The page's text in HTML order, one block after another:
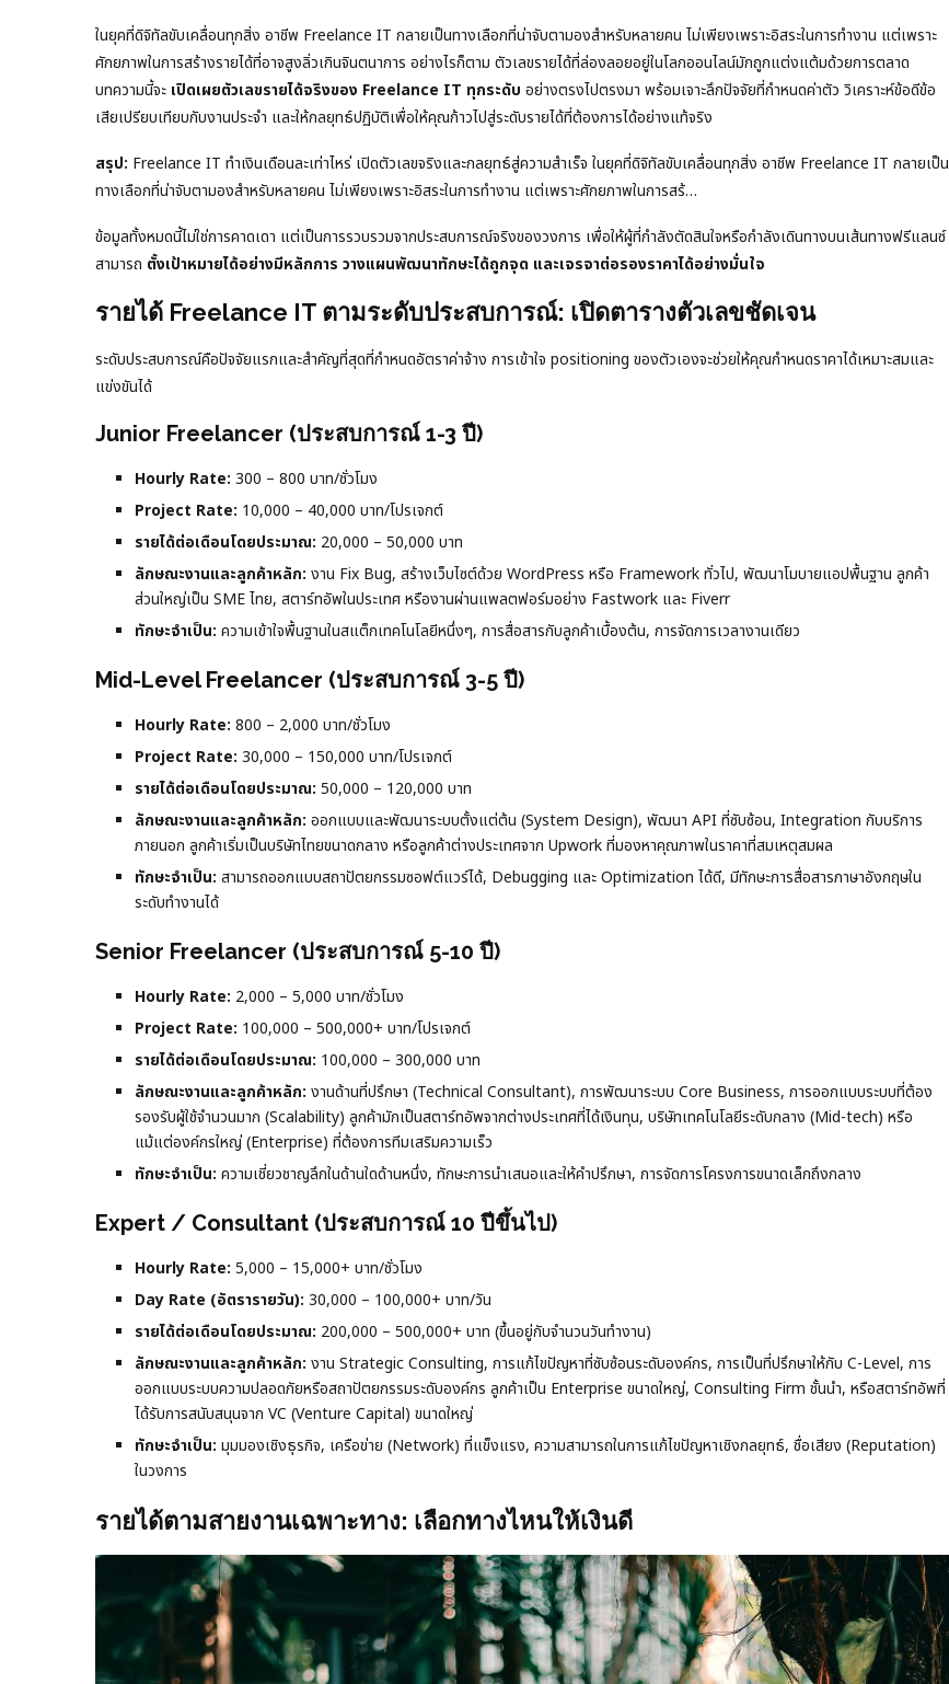
ในยุคที่ดิจิทัลขับเคลื่อนทุกสิ่ง อาชีพ Freelance IT กลายเป็นทางเลือกที่น่าจับตามองสำหรับหลายคน ไม่เพียงเพราะอิสระในการทำงาน แต่เพราะ
ศักยภาพในการสร้างรายได้ที่อาจสูงลิ่วเกินจินตนาการ อย่างไรก็ตาม ตัวเลขรายได้ที่ล่องลอยอยู่ในโลกออนไลน์มักถูกแต่งแต้มด้วยการตลาด
บทความนี้จะ เปิดเผยตัวเลขรายได้จริงของ Freelance IT ทุกระดับ อย่างตรงไปตรงมา พร้อมเจาะลึกปัจจัยที่กำหนดค่าตัว วิเคราะห์ข้อดีข้อ
เสียเปรียบเทียบกับงานประจำ และให้กลยุทธ์ปฏิบัติเพื่อให้คุณก้าวไปสู่ระดับรายได้ที่ต้องการได้อย่างแท้จริง
สรุป: Freelance IT ทำเงินเดือนละเท่าไหร่ เปิดตัวเลขจริงและกลยุทธ์สู่ความสำเร็จ ในยุคที่ดิจิทัลขับเคลื่อนทุกสิ่ง อาชีพ Freelance IT กลายเป็น
ทางเลือกที่น่าจับตามองสำหรับหลายคน ไม่เพียงเพราะอิสระในการทำงาน แต่เพราะศักยภาพในการสร้…
ข้อมูลทั้งหมดนี้ไม่ใช่การคาดเดา แต่เป็นการรวบรวมจากประสบการณ์จริงของวงการ เพื่อให้ผู้ที่กำลังตัดสินใจหรือกำลังเดินทางบนเส้นทางฟรีแลนซ์
สามารถ ตั้งเป้าหมายได้อย่างมีหลักการ วางแผนพัฒนาทักษะได้ถูกจุด และเจรจาต่อรองราคาได้อย่างมั่นใจ
รายได้ Freelance IT ตามระดับประสบการณ์: เปิดตารางตัวเลขชัดเจน
ระดับประสบการณ์คือปัจจัยแรกและสำคัญที่สุดที่กำหนดอัตราค่าจ้าง การเข้าใจ positioning ของตัวเองจะช่วยให้คุณกำหนดราคาได้เหมาะสมและ
แข่งขันได้
Junior Freelancer (ประสบการณ์ 1-3 ปี)
Hourly Rate: 300 – 800 บาท/ชั่วโมง
Project Rate: 10,000 – 40,000 บาท/โปรเจกต์
รายได้ต่อเดือนโดยประมาณ: 20,000 – 50,000 บาท
ลักษณะงานและลูกค้าหลัก: งาน Fix Bug, สร้างเว็บไซต์ด้วย WordPress หรือ Framework ทั่วไป, พัฒนาโมบายแอปพื้นฐาน ลูกค้า
ส่วนใหญ่เป็น SME ไทย, สตาร์ทอัพในประเทศ หรืองานผ่านแพลตฟอร์มอย่าง Fastwork และ Fiverr
ทักษะจำเป็น: ความเข้าใจพื้นฐานในสแต็กเทคโนโลยีหนึ่งๆ, การสื่อสารกับลูกค้าเบื้องต้น, การจัดการเวลางานเดียว
Mid-Level Freelancer (ประสบการณ์ 3-5 ปี)
Hourly Rate: 800 – 2,000 บาท/ชั่วโมง
Project Rate: 30,000 – 150,000 บาท/โปรเจกต์
รายได้ต่อเดือนโดยประมาณ: 50,000 – 120,000 บาท
ลักษณะงานและลูกค้าหลัก: ออกแบบและพัฒนาระบบตั้งแต่ต้น (System Design), พัฒนา API ที่ซับซ้อน, Integration กับบริการ
ภายนอก ลูกค้าเริ่มเป็นบริษัทไทยขนาดกลาง หรือลูกค้าต่างประเทศจาก Upwork ที่มองหาคุณภาพในราคาที่สมเหตุสมผล
ทักษะจำเป็น: สามารถออกแบบสถาปัตยกรรมซอฟต์แวร์ได้, Debugging และ Optimization ได้ดี, มีทักษะการสื่อสารภาษาอังกฤษใน
ระดับทำงานได้
Senior Freelancer (ประสบการณ์ 5-10 ปี)
Hourly Rate: 2,000 – 5,000 บาท/ชั่วโมง
Project Rate: 100,000 – 500,000+ บาท/โปรเจกต์
รายได้ต่อเดือนโดยประมาณ: 100,000 – 300,000 บาท
ลักษณะงานและลูกค้าหลัก: งานด้านที่ปรึกษา (Technical Consultant), การพัฒนาระบบ Core Business, การออกแบบระบบที่ต้อง
รองรับผู้ใช้จำนวนมาก (Scalability) ลูกค้ามักเป็นสตาร์ทอัพจากต่างประเทศที่ได้เงินทุน, บริษัทเทคโนโลยีระดับกลาง (Mid-tech) หรือ
แม้แต่องค์กรใหญ่ (Enterprise) ที่ต้องการทีมเสริมความเร็ว
ทักษะจำเป็น: ความเชี่ยวชาญลึกในด้านใดด้านหนึ่ง, ทักษะการนำเสนอและให้คำปรึกษา, การจัดการโครงการขนาดเล็กถึงกลาง
Expert / Consultant (ประสบการณ์ 10 ปีขึ้นไป)
Hourly Rate: 5,000 – 15,000+ บาท/ชั่วโมง
Day Rate (อัตรารายวัน): 30,000 – 100,000+ บาท/วัน
รายได้ต่อเดือนโดยประมาณ: 200,000 – 500,000+ บาท (ขึ้นอยู่กับจำนวนวันทำงาน)
ลักษณะงานและลูกค้าหลัก: งาน Strategic Consulting, การแก้ไขปัญหาที่ซับซ้อนระดับองค์กร, การเป็นที่ปรึกษาให้กับ C-Level, การ
ออกแบบระบบความปลอดภัยหรือสถาปัตยกรรมระดับองค์กร ลูกค้าเป็น Enterprise ขนาดใหญ่, Consulting Firm ชั้นนำ, หรือสตาร์ทอัพที่
ได้รับการสนับสนุนจาก VC (Venture Capital) ขนาดใหญ่
ทักษะจำเป็น: มุมมองเชิงธุรกิจ, เครือข่าย (Network) ที่แข็งแรง, ความสามารถในการแก้ไขปัญหาเชิงกลยุทธ์, ชื่อเสียง (Reputation)
ในวงการ
รายได้ตามสายงานเฉพาะทาง: เลือกทางไหนให้เงินดี